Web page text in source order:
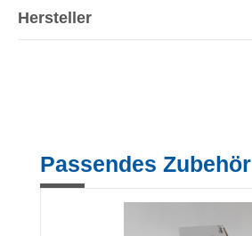
Hersteller
Produktgalerie überspringen
Passendes Zubehör